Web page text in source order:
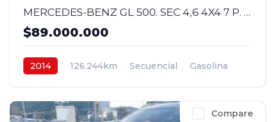
MERCEDES-BENZ GL 500. SEC 4,6 4X4 7 P. 2014
$89.000.000
2014 126.244km Secuencial
Gasolina
Compare